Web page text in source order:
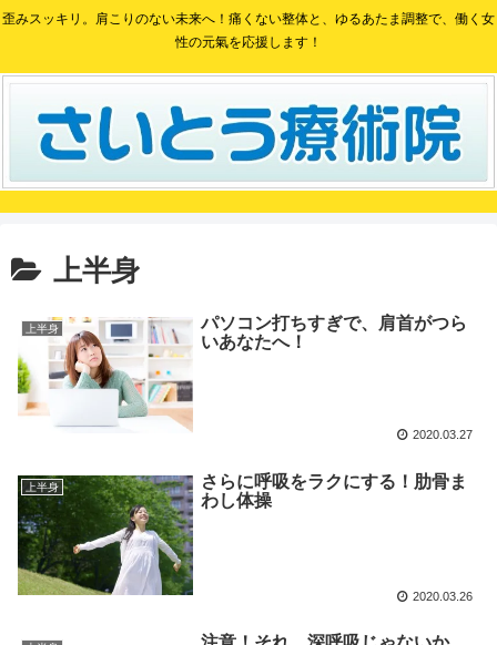
歪みスッキリ。肩こりのない未来へ！痛くない整体と、ゆるあたま調整で、働く女
性の元氣を応援します！
上半身
上半身
パソコン打ちすぎで、肩首がつら
いあなたへ！
2020.03.27
上半身
さらに呼吸をラクにする！肋骨ま
わし体操
2020.03.26